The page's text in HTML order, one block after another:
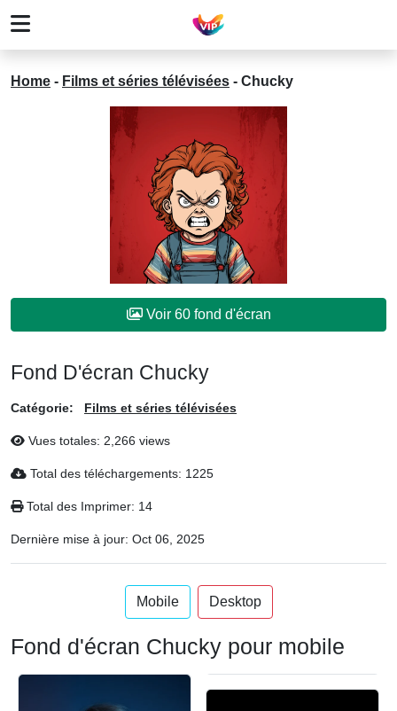
Home - Films et séries télévisées - Chucky
Voir 60 fond d'écran
Fond D'écran Chucky
Catégorie: Films et séries télévisées
Vues totales: 2,266 views
Total des téléchargements: 1225
Total des Imprimer: 14
Dernière mise à jour: Oct 06, 2025
Mobile Desktop
Fond d'écran Chucky pour mobile